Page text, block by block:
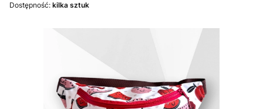
Dostępność: kilka sztuk